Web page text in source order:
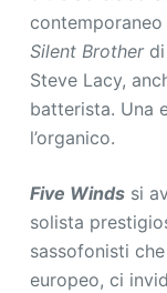
Silent Brotherdi
Steve Lacy,
batterista. Una
l’organico.
Five Windssi
solista
sassofonisti
europeo, ci